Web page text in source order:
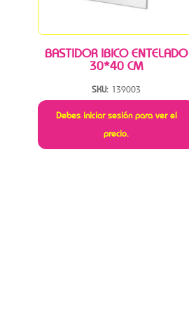
BASTIDOR IBICO ENTELADO
30*40 CM
SKU: 139003
Debes iniciar sesión para ver el
precio.